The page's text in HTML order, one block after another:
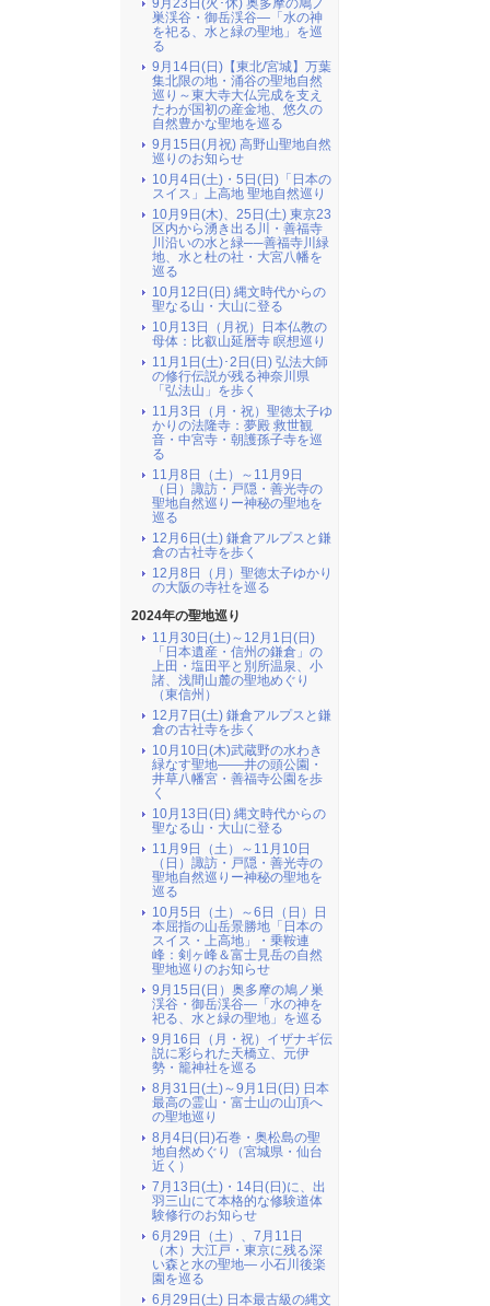
9月23日(火･休) 奥多摩の鳩ノ
巣渓谷・御岳渓谷―「水の神
を祀る、水と緑の聖地」を巡
る
9月14日(日)【東北/宮城】万葉
集北限の地・涌谷の聖地自然
巡り～東大寺大仏完成を支え
たわが国初の産金地、悠久の
自然豊かな聖地を巡る
9月15日(月祝) 高野山聖地自然
巡りのお知らせ
10月4日(土)・5日(日)「日本の
スイス」上高地 聖地自然巡り
10月9日(木)、25日(土) 東京23
区内から湧き出る川・善福寺
川沿いの水と緑──善福寺川緑
地、水と杜の社・大宮八幡を
巡る
10月12日(日) 縄文時代からの
聖なる山・大山に登る
10月13日（月祝）日本仏教の
母体：比叡山延暦寺 瞑想巡り
11月1日(土)･2日(日) 弘法大師
の修行伝説が残る神奈川県
「弘法山」を歩く
11月3日（月・祝）聖徳太子ゆ
かりの法隆寺：夢殿 救世観
音・中宮寺・朝護孫子寺を巡
る
11月8日（土）～11月9日
（日）諏訪・戸隠・善光寺の
聖地自然巡りー神秘の聖地を
巡る
12月6日(土) 鎌倉アルプスと鎌
倉の古社寺を歩く
12月8日（月）聖徳太子ゆかり
の大阪の寺社を巡る
2024年の聖地巡り
11月30日(土)～12月1日(日)
「日本遺産・信州の鎌倉」の
上田・塩田平と別所温泉、小
諸、浅間山麓の聖地めぐり
（東信州）
12月7日(土) 鎌倉アルプスと鎌
倉の古社寺を歩く
10月10日(木)武蔵野の水わき
緑なす聖地――井の頭公園・
井草八幡宮・善福寺公園を歩
く
10月13日(日) 縄文時代からの
聖なる山・大山に登る
11月9日（土）～11月10日
（日）諏訪・戸隠・善光寺の
聖地自然巡りー神秘の聖地を
巡る
10月5日（土）～6日（日）日
本屈指の山岳景勝地「日本の
スイス・上高地」・乗鞍連
峰：剣ヶ峰＆富士見岳の自然
聖地巡りのお知らせ
9月15日(日）奥多摩の鳩ノ巣
渓谷・御岳渓谷―「水の神を
祀る、水と緑の聖地」を巡る
9月16日（月・祝）イザナギ伝
説に彩られた天橋立、元伊
勢・籠神社を巡る
8月31日(土)～9月1日(日) 日本
最高の霊山・富士山の山頂へ
の聖地巡り
8月4日(日)石巻・奥松島の聖
地自然めぐり（宮城県・仙台
近く）
7月13日(土)・14日(日)に、出
羽三山にて本格的な修験道体
験修行のお知らせ
6月29日（土）、7月11日
（木）大江戸・東京に残る深
い森と水の聖地― 小石川後楽
園を巡る
6月29日(土) 日本最古級の縄文